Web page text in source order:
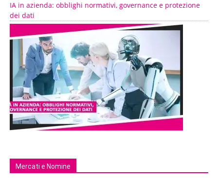
IA in azienda: obblighi normativi, governance e protezione
dei dati
Mercati e Nomine